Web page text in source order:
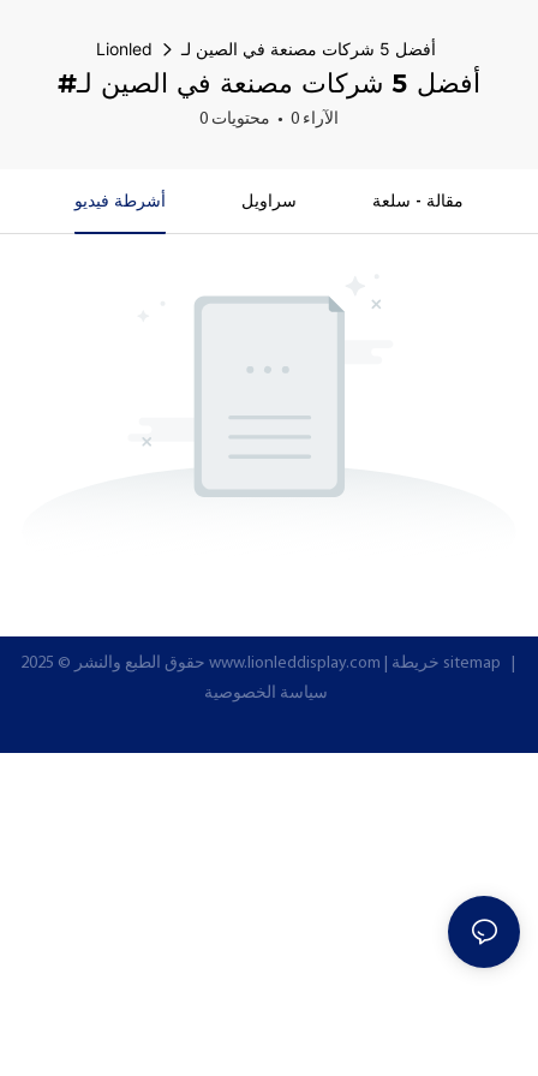
Lionled أفضل 5 شركات مصنعة في الصين لـ
#أفضل 5 شركات مصنعة في الصين لـ
0 محتويات 0 الآراء
أشرطة فيديو سراويل مقالة - سلعة
www.lionleddisplay.com خريطة sitemap